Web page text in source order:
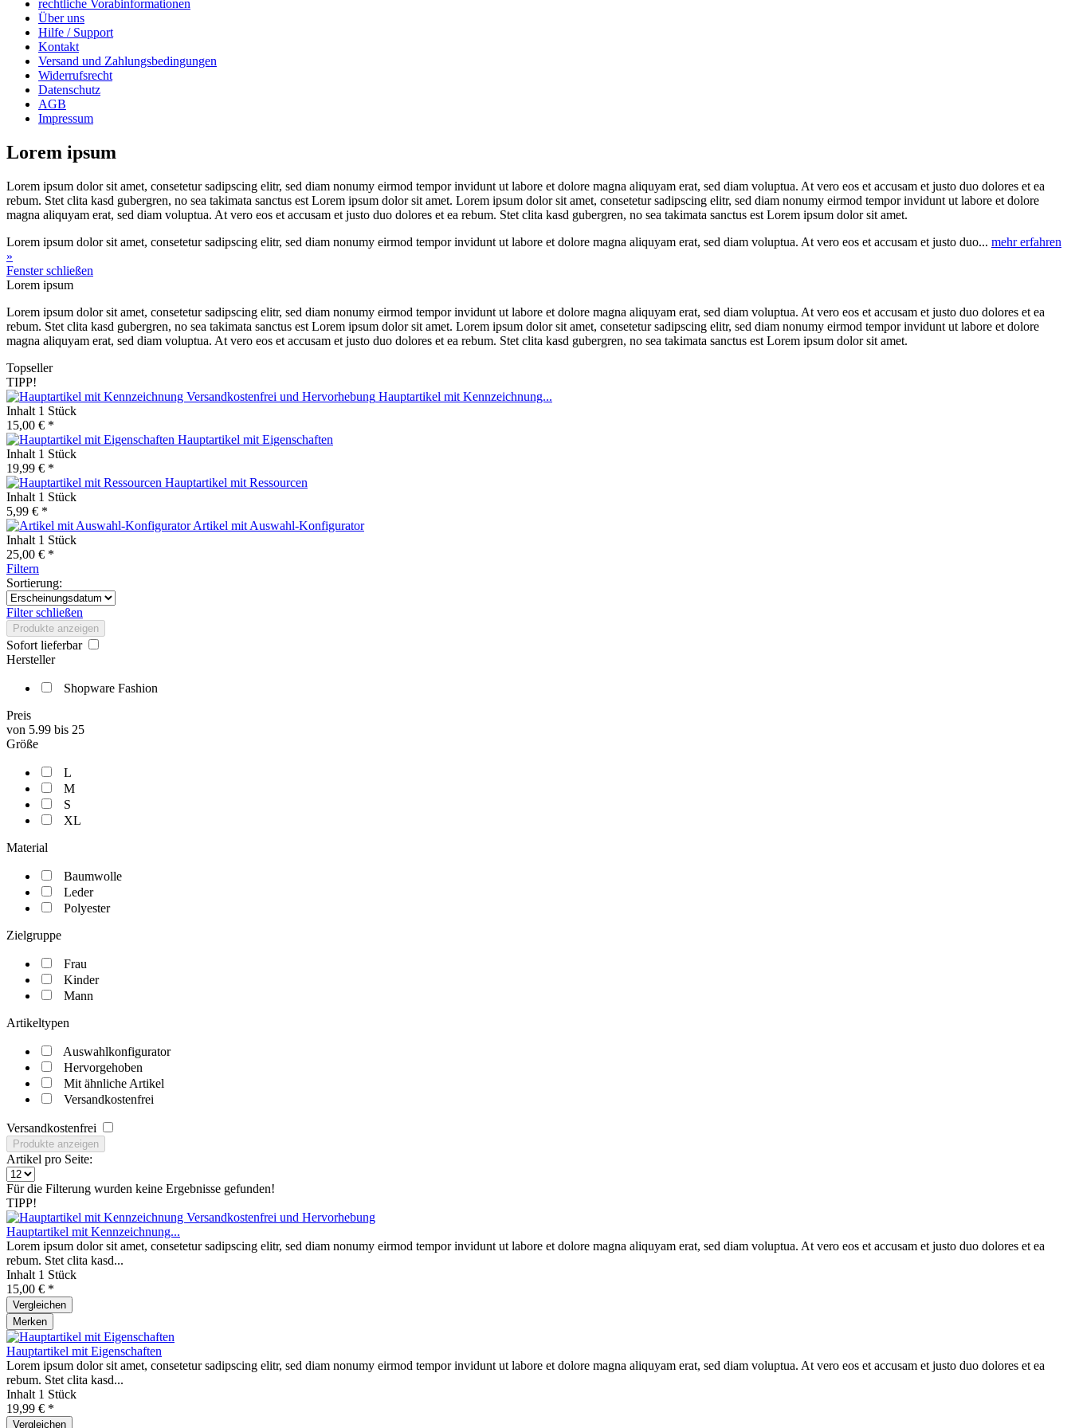
rechtliche Vorabinformationen
Über uns
Hilfe / Support
Kontakt
Versand und Zahlungsbedingungen
Widerrufsrecht
Datenschutz
AGB
Impressum
Lorem ipsum
Lorem ipsum dolor sit amet, consetetur sadipscing elitr, sed diam nonumy eirmod tempor invidunt ut labore et dolore magna aliquyam erat, sed diam voluptua. At vero eos et accusam et justo duo dolores et ea
rebum. Stet clita kasd gubergren, no sea takimata sanctus est Lorem ipsum dolor sit amet. Lorem ipsum dolor sit amet, consetetur sadipscing elitr, sed diam nonumy eirmod tempor invidunt ut labore et dolore
magna aliquyam erat, sed diam voluptua. At vero eos et accusam et justo duo dolores et ea rebum. Stet clita kasd gubergren, no sea takimata sanctus est Lorem ipsum dolor sit amet.
Lorem ipsum dolor sit amet, consetetur sadipscing elitr, sed diam nonumy eirmod tempor invidunt ut labore et dolore magna aliquyam erat, sed diam voluptua. At vero eos et accusam et justo duo... mehr erfahren
»
Fenster schließen
Lorem ipsum
Lorem ipsum dolor sit amet, consetetur sadipscing elitr, sed diam nonumy eirmod tempor invidunt ut labore et dolore magna aliquyam erat, sed diam voluptua. At vero eos et accusam et justo duo dolores et ea
rebum. Stet clita kasd gubergren, no sea takimata sanctus est Lorem ipsum dolor sit amet. Lorem ipsum dolor sit amet, consetetur sadipscing elitr, sed diam nonumy eirmod tempor invidunt ut labore et dolore
magna aliquyam erat, sed diam voluptua. At vero eos et accusam et justo duo dolores et ea rebum. Stet clita kasd gubergren, no sea takimata sanctus est Lorem ipsum dolor sit amet.
Topseller
TIPP!
Hauptartikel mit Kennzeichnung...
Inhalt 1 Stück
15,00 € *
Hauptartikel mit Eigenschaften
Inhalt 1 Stück
19,99 € *
Hauptartikel mit Ressourcen
Inhalt 1 Stück
5,99 € *
Artikel mit Auswahl-Konfigurator
Inhalt 1 Stück
25,00 € *
Filtern
Sortierung:
Filter schließen
Produkte anzeigen
Sofort lieferbar
Hersteller
Shopware Fashion
Preis
von 5.99 bis 25
Größe
L
M
S
XL
Material
Baumwolle
Leder
Polyester
Zielgruppe
Frau
Kinder
Mann
Artikeltypen
Auswahlkonfigurator
Hervorgehoben
Mit ähnliche Artikel
Versandkostenfrei
Versandkostenfrei
Produkte anzeigen
Artikel pro Seite:
Für die Filterung wurden keine Ergebnisse gefunden!
TIPP!
Hauptartikel mit Kennzeichnung...
Lorem ipsum dolor sit amet, consetetur sadipscing elitr, sed diam nonumy eirmod tempor invidunt ut labore et dolore magna aliquyam erat, sed diam voluptua. At vero eos et accusam et justo duo dolores et ea
rebum. Stet clita kasd...
Inhalt 1 Stück
15,00 € *
Vergleichen
Merken
Hauptartikel mit Eigenschaften
Lorem ipsum dolor sit amet, consetetur sadipscing elitr, sed diam nonumy eirmod tempor invidunt ut labore et dolore magna aliquyam erat, sed diam voluptua. At vero eos et accusam et justo duo dolores et ea
rebum. Stet clita kasd...
Inhalt 1 Stück
19,99 € *
Vergleichen